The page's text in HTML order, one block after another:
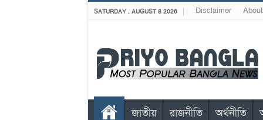
SATURDAY , AUGUST 8 2026 Disclaimer
জাতীয় রাজনীতি অর্থনীতি